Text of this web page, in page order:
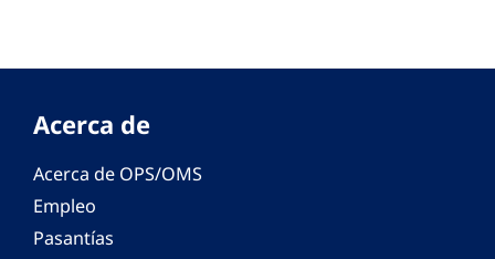
Acerca de
Acerca de OPS/OMS
Empleo
Pasantías